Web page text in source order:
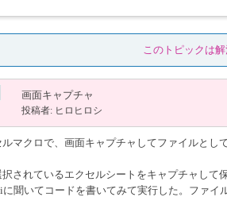
このトピックは解
画面キャプチャ
投稿者: ヒロヒロシ
ルマクロで、画面キャプチャしてファイルとし
択されているエクセルシートをキャプチャして
に聞いてコードを書いてみて実行した。ファイ